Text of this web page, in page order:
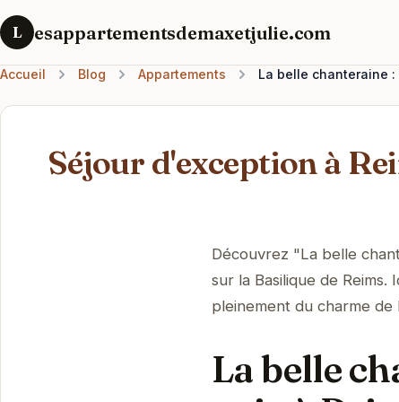
L esappartementsdemaxetjulie.com
Accueil Blog Appartements La belle chanteraine :
Séjour d'exception à
Découvrez "La belle
sur la Basilique de
pleinement du charme de
La belle